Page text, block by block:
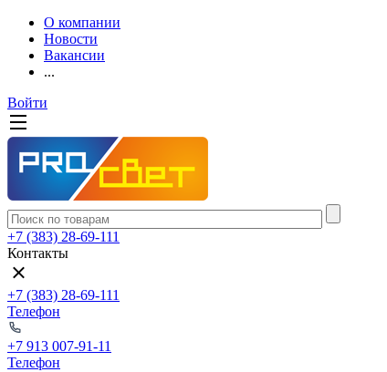
О компании
Новости
Вакансии
...
Войти
+7 (383) 28-69-111
Контакты
+7 (383) 28-69-111
Телефон
+7 913 007-91-11
Телефон